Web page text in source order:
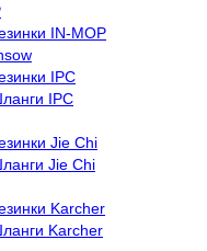
IN-MOP
IPC
IPC
Jie Chi
Jie Chi
Karcher
Karcher